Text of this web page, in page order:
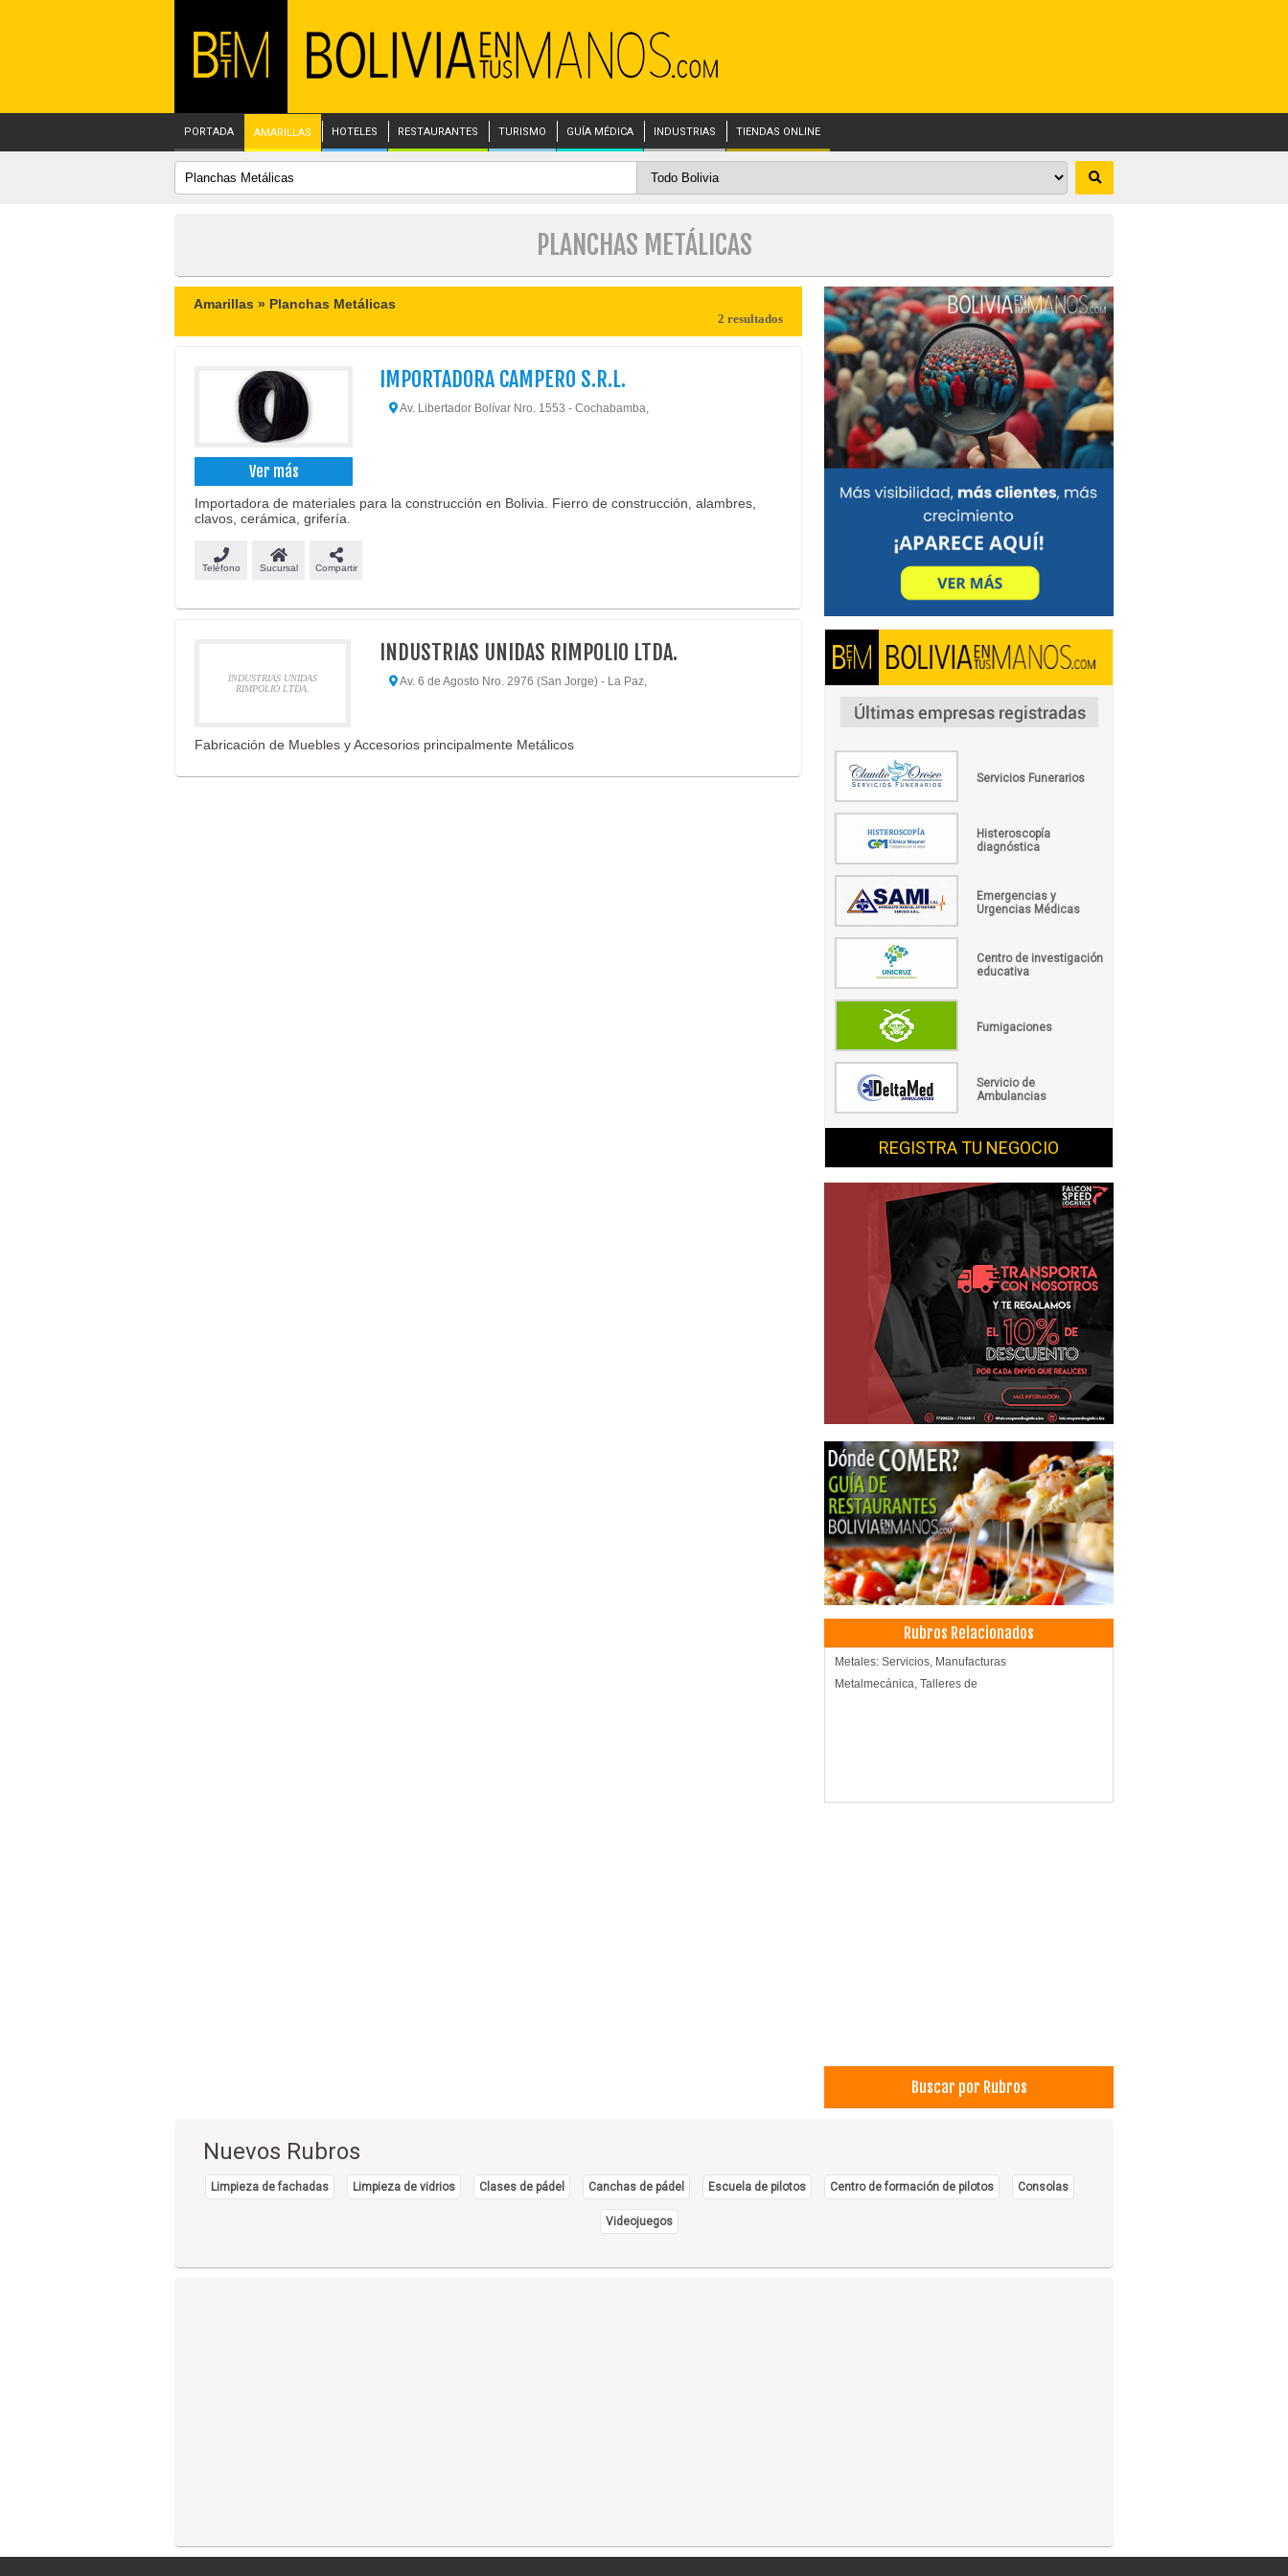
PORTADA AMARILLAS HOTELES RESTAURANTES TURISMO GUÍA MÉDICA INDUSTRIAS TIENDAS ONLINE
PLANCHAS METÁLICAS
Amarillas » Planchas Metálicas
2 resultados
Ver más
IMPORTADORA CAMPERO S.R.L.
Av. Libertador Bolívar Nro. 1553 - Cochabamba,
Importadora de materiales para la construcción en Bolivia. Fierro de construcción, alambres,
clavos, cerámica, grifería.
Teléfono Sucursal Compartir
INDUSTRIAS UNIDAS
RIMPOLIO LTDA.
INDUSTRIAS UNIDAS RIMPOLIO LTDA.
Av. 6 de Agosto Nro. 2976 (San Jorge) - La Paz,
Fabricación de Muebles y Accesorios principalmente Metálicos
Servicios Funerarios
Histeroscopía
diagnóstica
Emergencias y
Urgencias Médicas
Centro de investigación
educativa
Fumigaciones
Servicio de
Ambulancias
REGISTRA TU NEGOCIO
Rubros Relacionados
Metales: Servicios, Manufacturas
Metalmecánica, Talleres de
Buscar por Rubros
Nuevos Rubros
Limpieza de fachadas Limpieza de vidrios Clases de pádel Canchas de pádel Escuela de pilotos Centro de formación de pilotos Consolas
Videojuegos